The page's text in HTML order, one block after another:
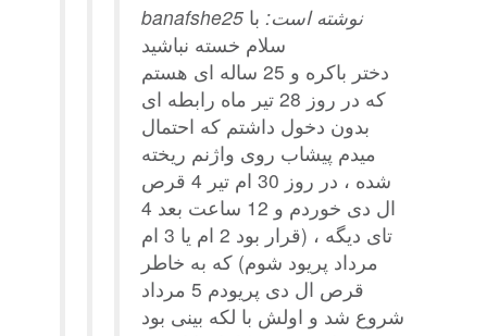
banafshe25 نوشته است: با
سلام خسته نباشید
دختر باکره و 25 ساله ای هستم
که در روز 28 تیر ماه رابطه ای
بدون دخول داشتم که احتمال
میدم پیشاب روی واژنم ریخته
شده ، در روز 30 ام تیر 4 قرص
ال دی خوردم و 12 ساعت بعد 4
تای دیگه ، (قرار بود 2 ام یا 3 ام
مرداد پریود شوم) که به خاطر
قرص ال دی پریودم 5 مرداد
شروع شد و اولش با لکه بینی بود